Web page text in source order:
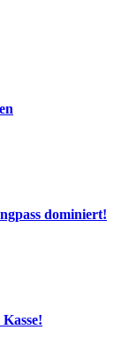
dominiert!